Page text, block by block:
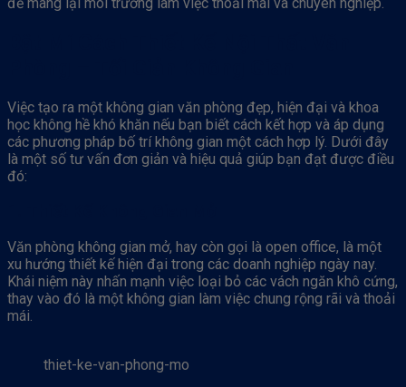
Việc tạo ra một không gian văn phòng đẹp, hiện đại và khoa
học không hề khó khăn nếu bạn biết cách kết hợp và áp dụng
các phương pháp bố trí không gian một cách hợp lý. Dưới đây
là một số tư vấn đơn giản và hiệu quả giúp bạn đạt được điều
đó:
Văn phòng không gian mở, hay còn gọi là open office, là một
xu hướng thiết kế hiện đại trong các doanh nghiệp ngày nay.
Khái niệm này nhấn mạnh việc loại bỏ các vách ngăn khô cứng,
thay vào đó là một không gian làm việc chung rộng rãi và thoải
mái.
thiet-ke-van-phong-mo